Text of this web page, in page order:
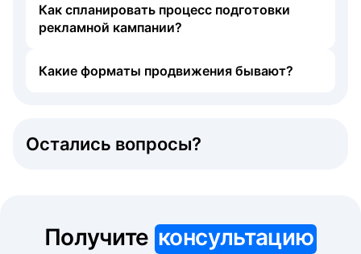
Как спланировать процесс подготовки
рекламной кампании?
Какие форматы продвижения бывают?
Остались вопросы?
Получите консультацию